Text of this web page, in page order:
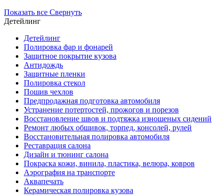
Показать все Свернуть
Детейлинг
Детейлинг
Полировка фар и фонарей
Защитное покрытие кузова
Антидождь
Защитные пленки
Полировка стекол
Пошив чехлов
Предпродажная подготовка автомобиля
Устранение потертостей, прожогов и порезов
Восстановление швов и подтяжка изношеных сидений
Ремонт любых обшивок, торпед, консолей, рулей
Восстановительная полировка автомобиля
Реставрация салона
Дизайн и тюнинг салона
Покраска кожи, винила, пластика, велюра, ковров
Аэрография на транспорте
Аквапечать
Керамическая полировка кузова